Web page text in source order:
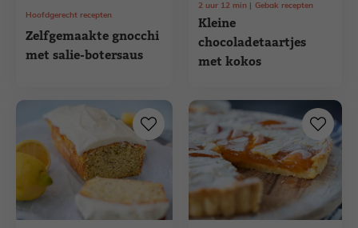
Zelfgemaakte gnocchi
met salie-botersaus
Hoofdgerecht recepten
Kleine
chocoladetaartjes
met kokos
2 uur 12 min Gebak recepten